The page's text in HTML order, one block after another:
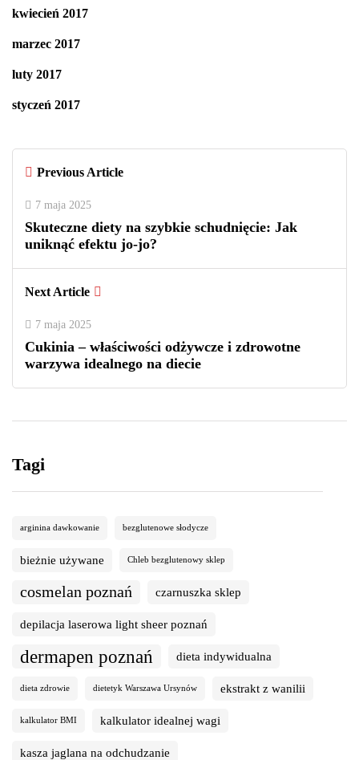
kwiecień 2017
marzec 2017
luty 2017
styczeń 2017
Previous Article
7 maja 2025
Skuteczne diety na szybkie schudnięcie: Jak
uniknąć efektu jo-jo?
Next Article
7 maja 2025
Cukinia – właściwości odżywcze i zdrowotne
warzywa idealnego na diecie
Tagi
arginina dawkowanie bezglutenowe słodycze
bieżnie używane Chleb bezglutenowy sklep
cosmelan poznań czarnuszka sklep
depilacja laserowa light sheer poznań
dermapen poznań dieta indywidualna
dieta zdrowie dietetyk Warszawa Ursynów ekstrakt z wanilii
kalkulator BMI kalkulator idealnej wagi
kasza jaglana na odchudzanie